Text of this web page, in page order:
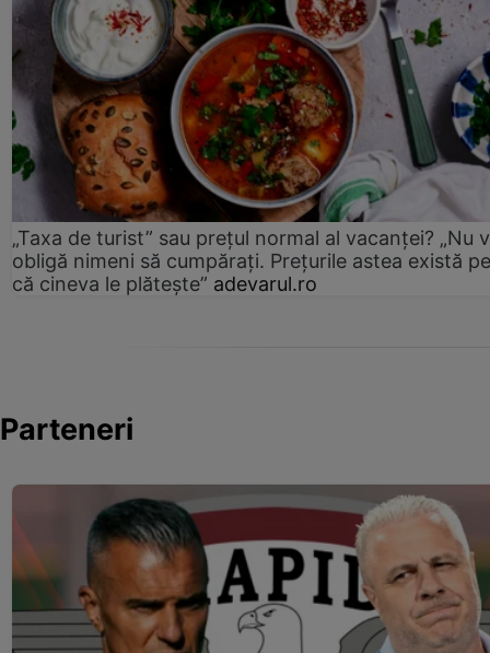
„Taxa de turist” sau prețul normal al vacanței? „Nu
obligă nimeni să cumpărați. Prețurile astea există
că cineva le plătește” adevarul.ro
Parteneri